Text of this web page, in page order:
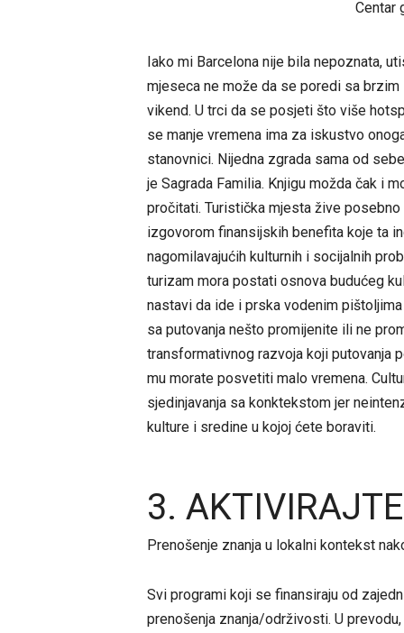
Centar
Iako mi Barcelona nije bila nepoznata,
mjeseca ne može da se poredi sa
vikend. U trci da se posjeti što više
se manje vremena ima za iskustvo
stanovnici. Nijedna zgrada sama od
je Sagrada Familia. Knjigu možda čak i
pročitati. Turistička mjesta žive
izgovorom finansijskih benefita koje ta
nagomilavajućih kulturnih i socijalnih
turizam mora postati osnova budućeg
nastavi da ide i prska vodenim
sa putovanja nešto promijenite ili ne
transformativnog razvoja koji putovanja
mu morate posvetiti malo vremena.
sjedinjavanja sa konktekstom jer
kulture i sredine u kojoj ćete boraviti.
3.
Prenošenje znanja u lokalni kontekst
Svi programi koji se finansiraju od
prenošenja znanja/održivosti. U